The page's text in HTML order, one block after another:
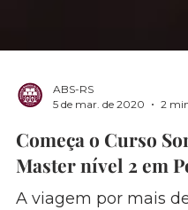
5 de mar. de 2020
2
Começa o Curso
Master nível 2 em